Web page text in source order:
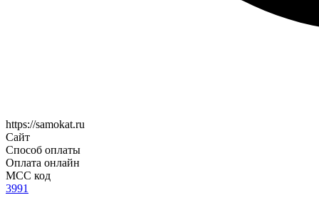
https://samokat.ru
Сайт
Способ оплаты
Оплата онлайн
MCC код
3991